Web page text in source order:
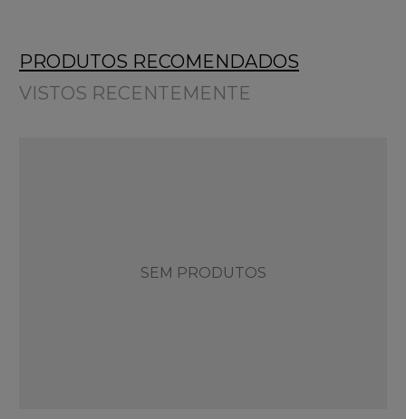
PRODUTOS RECOMENDADOS
VISTOS RECENTEMENTE
SEM PRODUTOS